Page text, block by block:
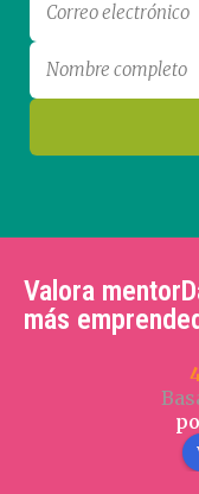
Valora
más